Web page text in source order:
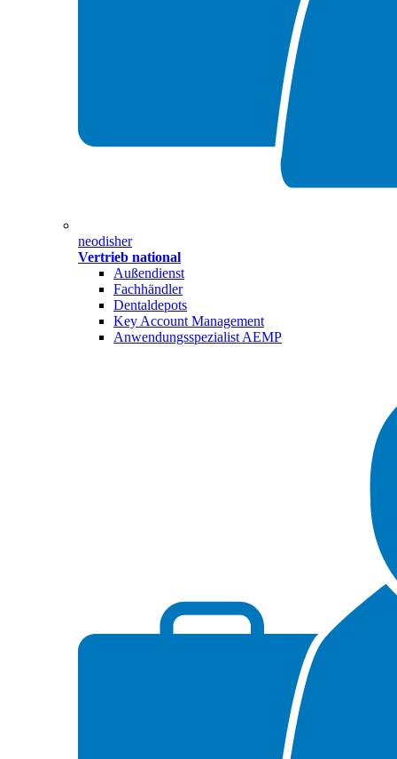
neodisher
Vertrieb national
Außendienst
Fachhändler
Dentaldepots
Key Account Management
Anwendungsspezialist AEMP